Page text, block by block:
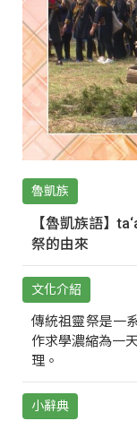
魯凱族
【魯凱族語】
祭的由來
文化介紹
傳統祖靈祭是一
作求學濃縮為一
理。
小辭典